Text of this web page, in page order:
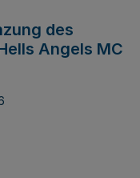
des
Angels MC